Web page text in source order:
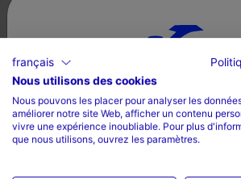
Ne pas utiliser de javel
Ne pas mettre au sèche-linge
Repasser à une température
Sélectionnez un pays et
Pays
La France
français
Nous utilisons des cookies
Nous pouvons les placer pour analyser les
améliorer notre site Web, afficher un contenu
vivre une expérience inoubliable. Pour plus
que nous utilisons, ouvrez les paramètres.